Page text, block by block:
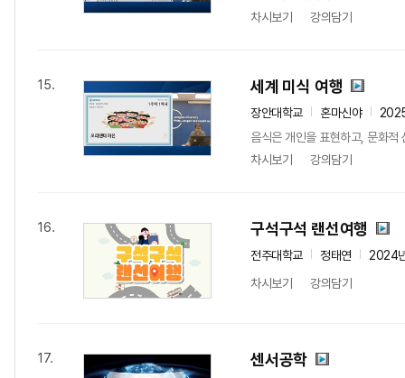
차시보기
강의담기
15. 세계 미식 여행
장안대학교 혼마신야
음식은 개인을 표현하고, 문화적
차시보기
강의담기
16. 구석구석 랜선여행
전주대학교 정태연
2024
차시보기
강의담기
17. 센서공학